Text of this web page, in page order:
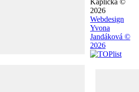
Kaplička ©
2026
Webdesign
Yvona
Jandáková ©
2026